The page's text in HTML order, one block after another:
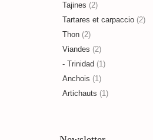
Tajines (2)
Tartares et carpaccio (2)
Thon (2)
Viandes (2)
- Trinidad (1)
Anchois (1)
Artichauts (1)